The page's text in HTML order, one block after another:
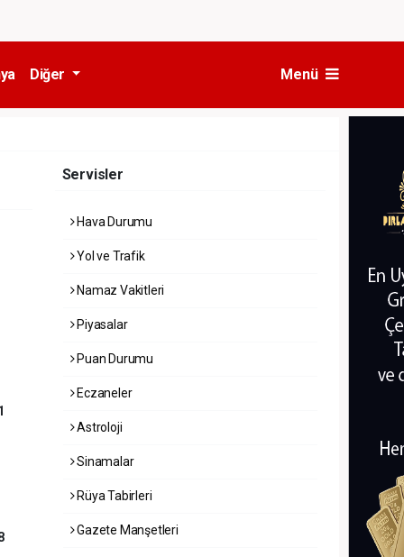
Diğer Menü
Servisler
Hava Durumu
Yol ve Trafik
Namaz Vakitleri
Piyasalar
Puan Durumu
Eczaneler
Astroloji
Sinamalar
Rüya Tabirleri
Gazete Manşetleri